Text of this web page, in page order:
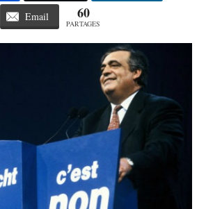
Email 60
PARTAGES